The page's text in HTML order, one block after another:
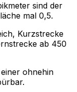
sind der
mal 0,5.
Kurzstrecke
ab 450
ohnehin